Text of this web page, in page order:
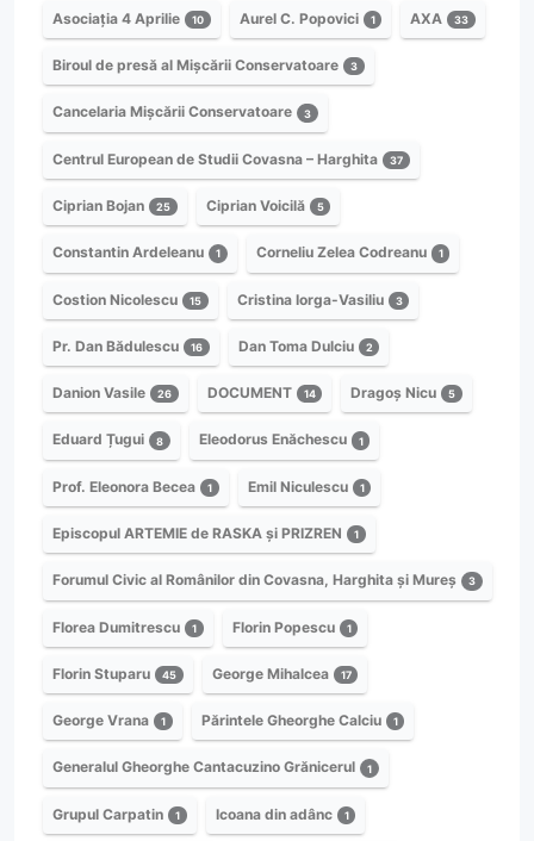
Asociația 4 Aprilie 10 Aurel C. Popovici 1 AXA 33
Biroul de presă al Mișcării Conservatoare 3
Cancelaria Mișcării Conservatoare 3
Centrul European de Studii Covasna – Harghita 37
Ciprian Bojan 25 Ciprian Voicilă 5
Constantin Ardeleanu 1 Corneliu Zelea Codreanu 1
Costion Nicolescu 15 Cristina Iorga-Vasiliu 3
Pr. Dan Bădulescu 16 Dan Toma Dulciu 2
Danion Vasile 26 DOCUMENT 14 Dragoș Nicu 5
Eduard Țugui 8 Eleodorus Enăchescu 1
Prof. Eleonora Becea 1 Emil Niculescu 1
Episcopul ARTEMIE de RASKA și PRIZREN 1
Forumul Civic al Românilor din Covasna, Harghita și Mureș 3
Florea Dumitrescu 1 Florin Popescu 1
Florin Stuparu 45 George Mihalcea 17
George Vrana 1 Părintele Gheorghe Calciu 1
Generalul Gheorghe Cantacuzino Grănicerul 1
Grupul Carpatin 1 Icoana din adânc 1